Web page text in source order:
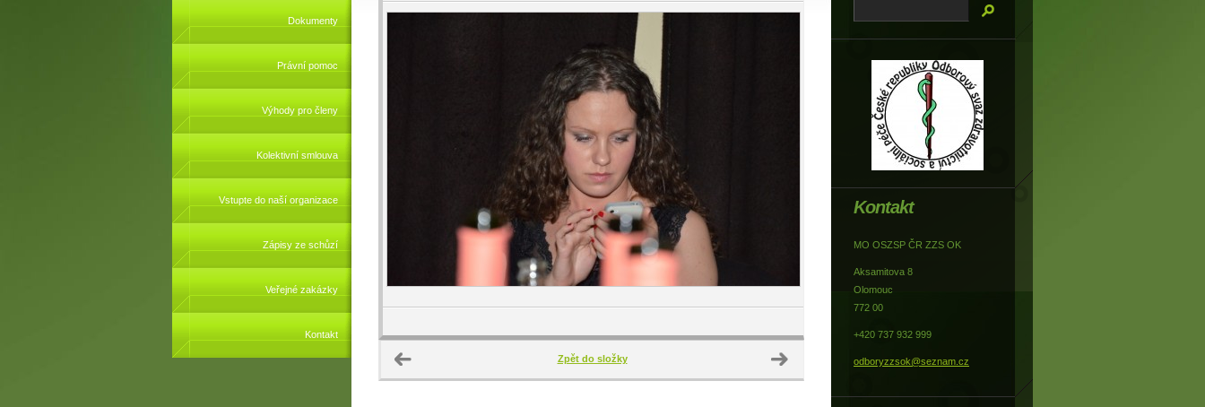
Dokumenty
Právní pomoc
Výhody pro členy
Kolektivní smlouva
Vstupte do naší organizace
Zápisy ze schůzí
Veřejné zakázky
Kontakt
Zpět do složky
Kontakt
MO OSZSP ČR ZZS OK
Aksamitova 8
Olomouc
772 00
+420 737 932 999
odboryzzsok@seznam.cz